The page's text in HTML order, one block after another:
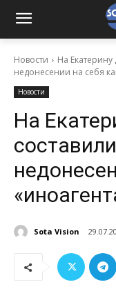
Новости
На Екатерину
недонесении на себя
Новости
На
Sota Vision